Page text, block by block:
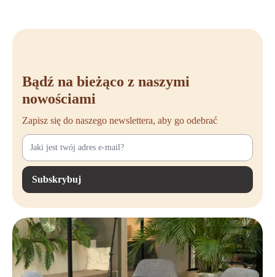
Bądź na bieżąco z naszymi
nowościami
Zapisz się do naszego newslettera, aby go odebrać
Subskrybuj